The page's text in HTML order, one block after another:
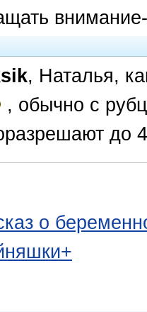
, Наталья,
, обычно с
до
о